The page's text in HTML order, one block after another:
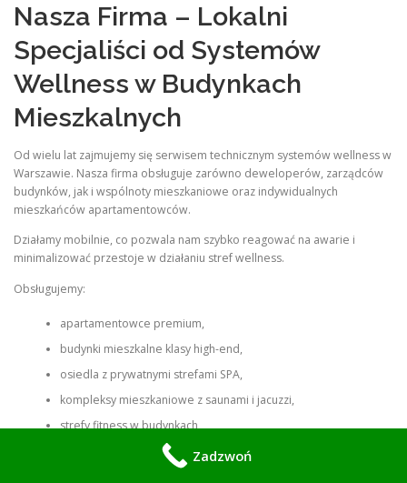
Nasza Firma – Lokalni
Specjaliści od Systemów
Wellness w Budynkach
Mieszkalnych
Od wielu lat zajmujemy się serwisem technicznym systemów wellness w
Warszawie. Nasza firma obsługuje zarówno deweloperów, zarządców
budynków, jak i wspólnoty mieszkaniowe oraz indywidualnych
mieszkańców apartamentowców.
Działamy mobilnie, co pozwala nam szybko reagować na awarie i
minimalizować przestoje w działaniu stref wellness.
Obsługujemy:
apartamentowce premium,
budynki mieszkalne klasy high-end,
osiedla z prywatnymi strefami SPA,
kompleksy mieszkaniowe z saunami i jacuzzi,
strefy fitness w budynkach,
wspólnoty mieszkaniowe,Zadzwoń